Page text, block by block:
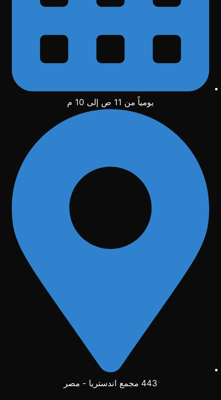
يومياً من 11 ص إلى 10 م
443 مجمع اندستريا - مصر